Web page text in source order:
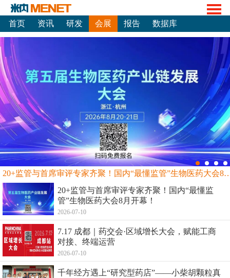
首页 资讯 研发 会展 报告 数据库
20+监管与首席审评专家齐聚！国内“最
20+监管与首席审评专家齐聚！国内“最懂监
管”生物医药大会8月开幕！
2026-07-10
7.17 成都｜药交会·区域增长大会，赋能工商
对接、终端运营
2026-07-10
千年经方遇上“研究型药店”——小柴胡颗粒真